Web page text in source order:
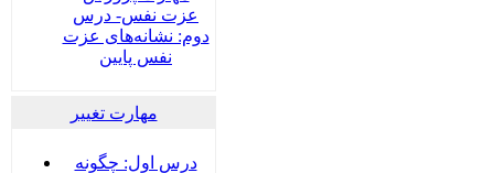
عزت نفس- درس
دوم: نشانه‌های عزت
نفس پایین
مهارت تغییر
درس اول: چگونه